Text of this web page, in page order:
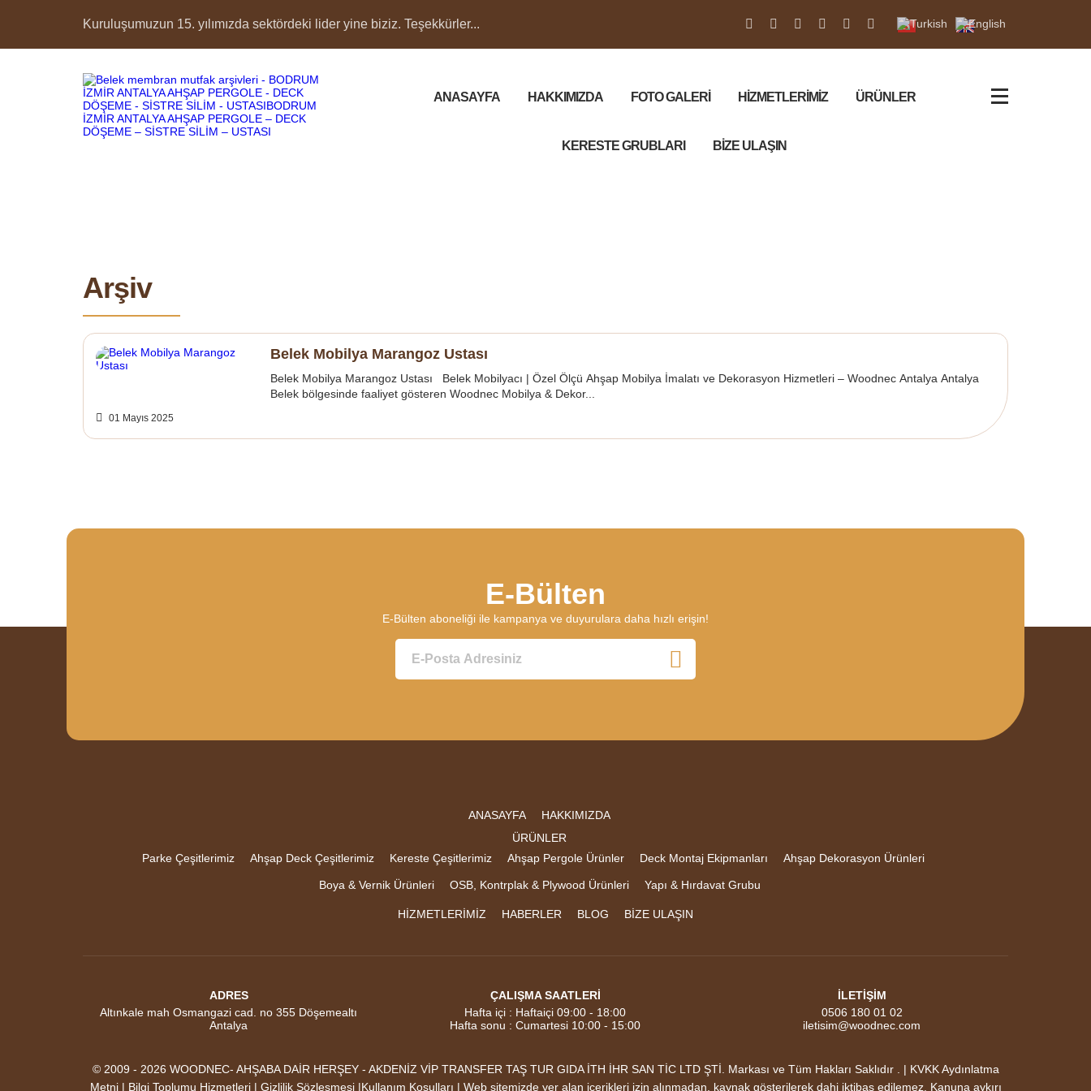
Kuruluşumuzun 15. yılımızda sektördeki lider yine biziz. Teşekkürler...
ANASAYFA HAKKIMIZDA FOTO GALERİ HİZMETLERİMİZ ÜRÜNLER
KERESTE GRUBLARI BİZE ULAŞIN
Arşiv
Belek Mobilya Marangoz Ustası
Belek Mobilya Marangoz Ustası Belek Mobilyacı | Özel Ölçü Ahşap Mobilya İmalatı ve Dekorasyon Hizmetleri – Woodnec Antalya Antalya
Belek bölgesinde faaliyet gösteren Woodnec Mobilya & Dekor...
01 Mayıs 2025
E-Bülten
E-Bülten aboneliği ile kampanya ve duyurulara daha hızlı erişin!
ANASAYFA
HAKKIMIZDA
ÜRÜNLER
Parke Çeşitlerimiz
Ahşap Deck Çeşitlerimiz Kereste Çeşitlerimiz Ahşap Pergole Ürünler Deck Montaj Ekipmanları Ahşap Dekorasyon Ürünleri
Boya & Vernik Ürünleri OSB, Kontrplak & Plywood Ürünleri Yapı & Hırdavat Grubu
HİZMETLERİMİZ HABERLER BLOG BİZE ULAŞIN
ADRES
Altınkale mah Osmangazi cad. no 355 Döşemealtı
Antalya
ÇALIŞMA SAATLERİ
Hafta içi : Haftaiçi 09:00 - 18:00
Hafta sonu : Cumartesi 10:00 - 15:00
İLETİŞİM
0506 180 01 02
iletisim@woodnec.com
© 2009 - 2026 WOODNEC- AHŞABA DAİR HERŞEY - AKDENİZ VİP TRANSFER TAŞ TUR GIDA İTH İHR SAN TİC LTD ŞTİ. Markası ve Tüm Hakları Saklıdır . | KVKK Aydınlatma
Metni | Bilgi Toplumu Hizmetleri | Gizlilik Sözleşmesi |Kullanım Koşulları | Web sitemizde yer alan içerikleri izin alınmadan, kaynak gösterilerek dahi iktibas edilemez. Kanuna aykırı